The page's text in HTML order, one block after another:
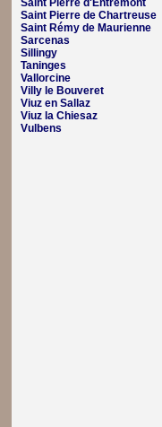
Saint Pierre d'Entremont
Saint Pierre de Chartreuse
Saint Rémy de Maurienne
Sarcenas
Sillingy
Taninges
Vallorcine
Villy le Bouveret
Viuz en Sallaz
Viuz la Chiesaz
Vulbens